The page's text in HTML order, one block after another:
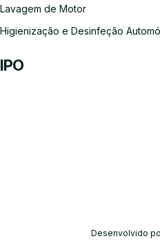
Lavagem de Motor
Higienização e Desinfeção
IPO
Desenvolvido